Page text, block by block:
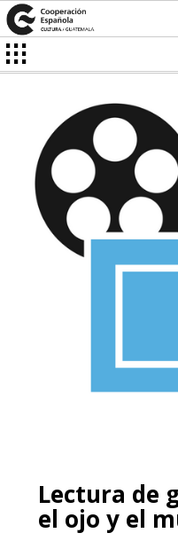
Lectura de
el ojo y el